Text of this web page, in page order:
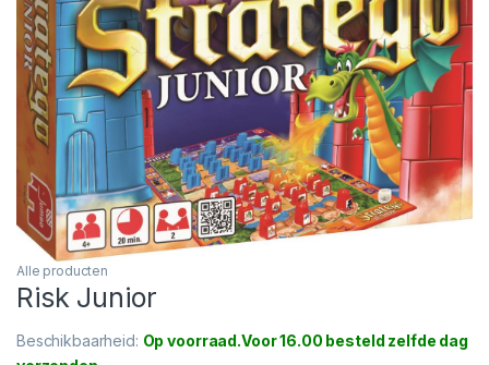
Alle producten
Risk Junior
Beschikbaarheid: Op voorraad